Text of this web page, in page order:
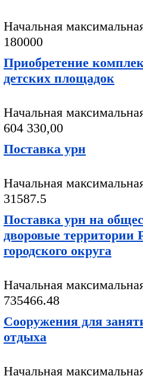
Начальная
180000
Приобретение
детских площадок
Начальная
604 330,00
Поставка урн
Начальная
31587.5
Поставка урн на
дворовые территории
городского округа
Начальная
735466.48
Сооружения для
отдыха
Начальная